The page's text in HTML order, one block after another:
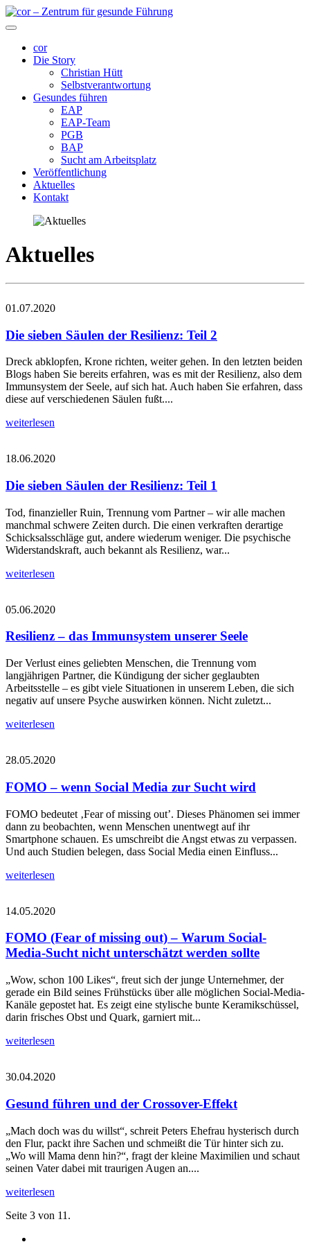
cor
Die Story
Christian Hütt
Selbstverantwortung
Gesundes führen
EAP
EAP-Team
PGB
BAP
Sucht am Arbeitsplatz
Veröffentlichung
Aktuelles
Kontakt
Aktuelles
01.07.2020
Die sieben Säulen der Resilienz: Teil 2
Dreck abklopfen, Krone richten, weiter gehen. In den letzten beiden
Blogs haben Sie bereits erfahren, was es mit der Resilienz, also dem
Immunsystem der Seele, auf sich hat. Auch haben Sie erfahren, dass
diese auf verschiedenen Säulen fußt....
weiterlesen
18.06.2020
Die sieben Säulen der Resilienz: Teil 1
Tod, finanzieller Ruin, Trennung vom Partner – wir alle machen
manchmal schwere Zeiten durch. Die einen verkraften derartige
Schicksalsschläge gut, andere wiederum weniger. Die psychische
Widerstandskraft, auch bekannt als Resilienz, war...
weiterlesen
05.06.2020
Resilienz – das Immunsystem unserer Seele
Der Verlust eines geliebten Menschen, die Trennung vom
langjährigen Partner, die Kündigung der sicher geglaubten
Arbeitsstelle – es gibt viele Situationen in unserem Leben, die sich
negativ auf unsere Psyche auswirken können. Nicht zuletzt...
weiterlesen
28.05.2020
FOMO – wenn Social Media zur Sucht wird
FOMO bedeutet ‚Fear of missing out’. Dieses Phänomen sei immer
dann zu beobachten, wenn Menschen unentwegt auf ihr
Smartphone schauen. Es umschreibt die Angst etwas zu verpassen.
Und auch Studien belegen, dass Social Media einen Einfluss...
weiterlesen
14.05.2020
FOMO (Fear of missing out) – Warum Social-
Media-Sucht nicht unterschätzt werden sollte
„Wow, schon 100 Likes“, freut sich der junge Unternehmer, der
gerade ein Bild seines Frühstücks über alle möglichen Social-Media-
Kanäle gepostet hat. Es zeigt eine stylische bunte Keramikschüssel,
darin frisches Obst und Quark, garniert mit...
weiterlesen
30.04.2020
Gesund führen und der Crossover-Effekt
„Mach doch was du willst“, schreit Peters Ehefrau hysterisch durch
den Flur, packt ihre Sachen und schmeißt die Tür hinter sich zu.
„Wo will Mama denn hin?“, fragt der kleine Maximilien und schaut
seinen Vater dabei mit traurigen Augen an....
weiterlesen
Seite 3 von 11.